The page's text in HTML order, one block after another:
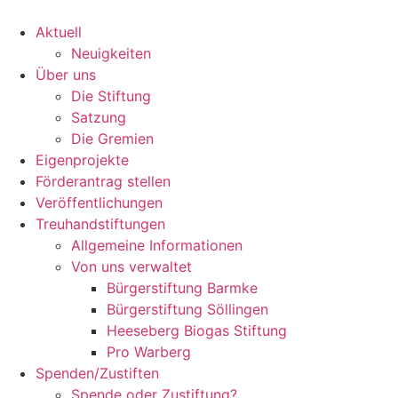
Inhalt
wechseln
Aktuell
Neuigkeiten
Über uns
Die Stiftung
Satzung
Die Gremien
Eigenprojekte
Förderantrag stellen
Veröffentlichungen
Treuhandstiftungen
Allgemeine Informationen
Von uns verwaltet
Bürgerstiftung Barmke
Bürgerstiftung Söllingen
Heeseberg Biogas Stiftung
Pro Warberg
Spenden/Zustiften
Spende oder Zustiftung?